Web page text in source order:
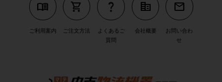
menu_book
ご利用案内
shopping_cart
ご注文方法
question_mark
よくあるご
質問
corporate_fare
会社概要
mail
お問い合わ
せ